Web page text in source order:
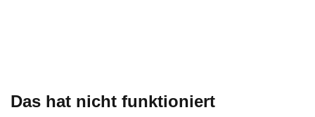
Das hat nicht funktioniert